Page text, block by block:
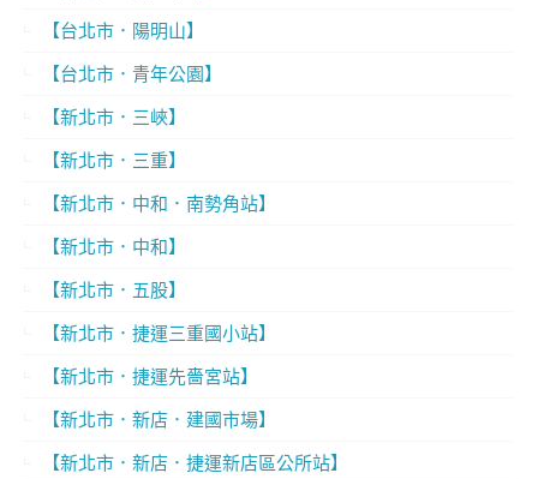
【台北市．陽明山】
【台北市．青年公園】
【新北市．三峽】
【新北市．三重】
【新北市．中和．南勢角站】
【新北市．中和】
【新北市．五股】
【新北市．捷運三重國小站】
【新北市．捷運先嗇宮站】
【新北市．新店．建國市場】
【新北市．新店．捷運新店區公所站】